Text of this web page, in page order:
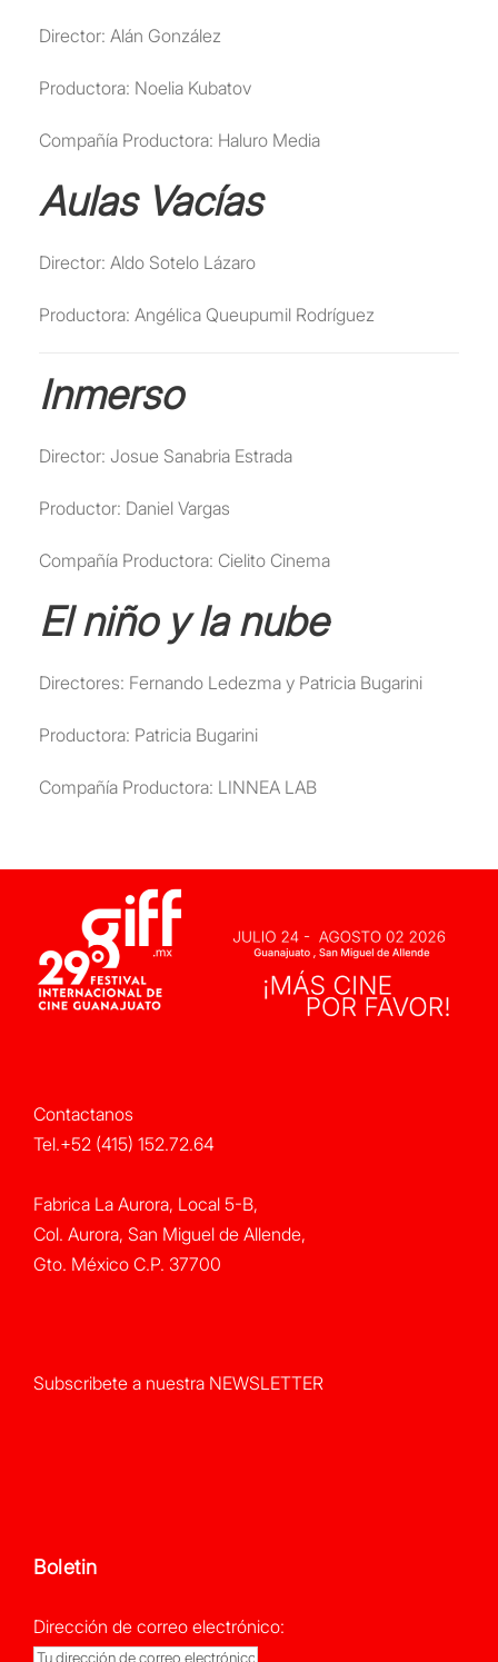
Director: Alán González
Productora: Noelia Kubatov
Compañía Productora: Haluro Media
Aulas Vacías
Director: Aldo Sotelo Lázaro
Productora: Angélica Queupumil Rodríguez
Inmerso
Director: Josue Sanabria Estrada
Productor: Daniel Vargas
Compañía Productora: Cielito Cinema
El niño y la nube
Directores: Fernando Ledezma y Patricia Bugarini
Productora: Patricia Bugarini
Compañía Productora: LINNEA LAB
Contactanos
Tel.+52 (415) 152.72.64
Fabrica La Aurora, Local 5-B,
Col. Aurora, San Miguel de Allende,
Gto. México C.P. 37700
Subscribete a nuestra NEWSLETTER
Boletin
Dirección de correo electrónico: